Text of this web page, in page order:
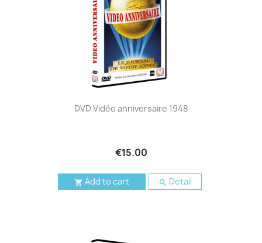
DVD Vidéo anniversaire 1948
€15.00
 Add to cart  Detail